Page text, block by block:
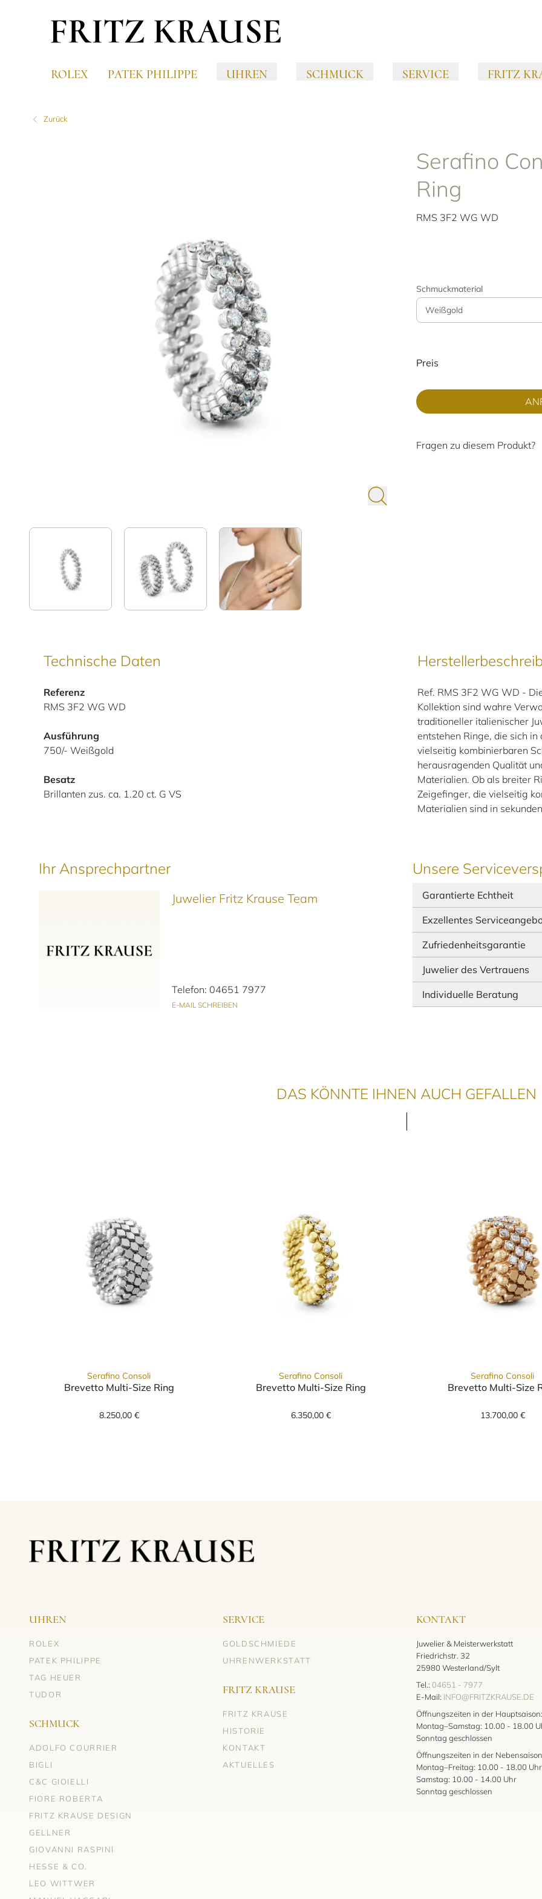
ROLEX PATEK PHILIPPE UHREN SCHMUCK SERVICE FRITZ
Zurück
Serafino
Ring
RMS 3F2 WG WD
Schmuckmaterial
Weißgold
Preis
Fragen zu diesem Produkt?
Technische Daten
Referenz
RMS 3F2 WG WD
Ausführung
750/- Weißgold
Besatz
Brillanten zus. ca. 1.20 ct. G VS
Ref. RMS 3F2 WG WD -
Kollektion sind wahre
traditioneller italienischer
entstehen Ringe, die sich
vielseitig kombinierbaren
herausragenden Qualität
Materialien. Ob als breiter
Zeigefinger, die vielseitig
Materialien sind in
Ihr Ansprechpartner
Juwelier Fritz Krause Team
Telefon: 04651 7977
E-MAIL SCHREIBEN
Unsere
Garantierte Echtheit
Exzellentes
Zufriedenheitsgarantie
Juwelier des Vertrauens
Individuelle Beratung
DAS KÖNNTE IHNEN AUCH GEFALLEN
Serafino Consoli
Brevetto Multi-Size Ring
8.250,00 €
Serafino Consoli
Brevetto Multi-Size Ring
6.350,00 €
Serafino Consoli
Brevetto Multi-Size
13.700,00 €
UHREN
ROLEX
PATEK PHILIPPE
TAG HEUER
TUDOR
SCHMUCK
ADOLFO COURRIER
BIGLI
C&C GIOIELLI
FIORE ROBERTA
FRITZ KRAUSE DESIGN
GELLNER
GIOVANNI RASPINI
HESSE & CO.
LEO WITTWER
SERVICE
GOLDSCHMIEDE
UHRENWERKSTATT
FRITZ KRAUSE
FRITZ KRAUSE
HISTORIE
KONTAKT
AKTUELLES
KONTAKT
Juwelier & Meisterwerkstatt
Friedrichstr. 32
25980 Westerland/Sylt
Tel.: 04651 - 7977
E-Mail: INFO@FRITZKRAUSE.DE
Öffnungszeiten in der Hauptsaison:
Montag–Samstag: 10.00 - 18.00
Sonntag geschlossen
Öffnungszeiten in der
Montag–Freitag: 10.00 - 18.00 Uhr
Samstag: 10.00 - 14.00 Uhr
Sonntag geschlossen